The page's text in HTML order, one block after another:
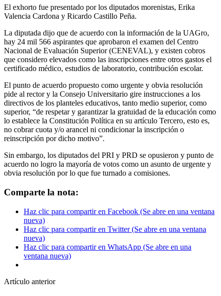
El exhorto fue presentado por los diputados morenistas, Erika
Valencia Cardona y Ricardo Castillo Peña.
La diputada dijo que de acuerdo con la información de la UAGro,
hay 24 mil 566 aspirantes que aprobaron el examen del Centro
Nacional de Evaluación Superior (CENEVAL), y existen cobros
que considero elevados como las inscripciones entre otros gastos el
certificado médico, estudios de laboratorio, contribución escolar.
El punto de acuerdo propuesto como urgente y obvia resolución
pide al rector y la Consejo Universitario gire instrucciones a los
directivos de los planteles educativos, tanto medio superior, como
superior, “de respetar y garantizar la gratuidad de la educación como
lo establece la Constitución Política en su artículo Tercero, esto es,
no cobrar cuota y/o arancel ni condicionar la inscripción o
reinscripción por dicho motivo”.
Sin embargo, los diputados del PRI y PRD se opusieron y punto de
acuerdo no logro la mayoría de votos como un asunto de urgente y
obvia resolución por lo que fue turnado a comisiones.
Comparte la nota:
Haz clic para compartir en Facebook (Se abre en una ventana
nueva)
Haz clic para compartir en Twitter (Se abre en una ventana
nueva)
Haz clic para compartir en WhatsApp (Se abre en una
ventana nueva)
Artículo anterior